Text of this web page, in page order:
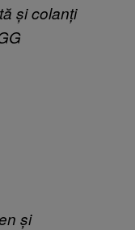
și colanți
și